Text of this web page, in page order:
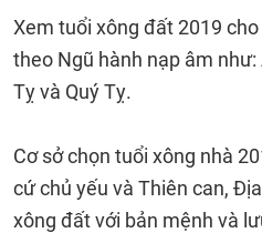
Xem tuổi xông đất 2019
theo Ngũ hành nạp âm như:
Tỵ và Quý Tỵ.
Cơ sở chọn tuổi xông nhà
cứ chủ yếu và Thiên can,
xông đất với bản mệnh và